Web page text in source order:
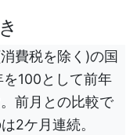
費税を除く)の国
100として前年
前月との比較で
2ケ月連続。